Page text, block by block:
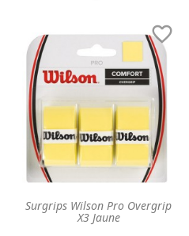
Surgrips Wilson Pro Overgrip
X3 Jaune
